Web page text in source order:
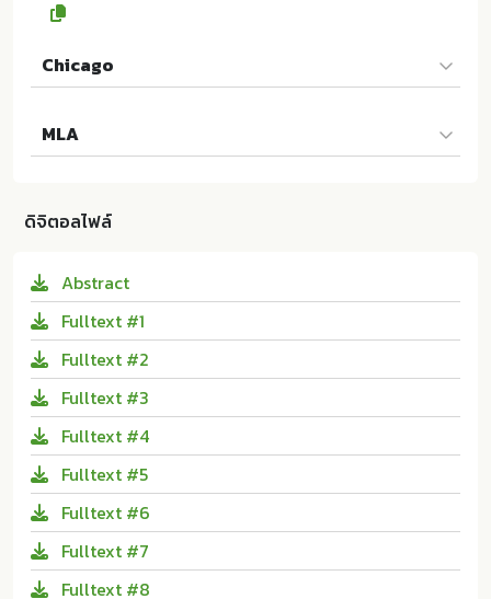
Chicago
าชุดการเรียนรู้ เรื่อง ภูมิศาสตร์ทวีปยุโรป สาระภูมิศาสตร์ก
ลุ่มสาระการเรียนรู้สังคมศึกษา ศาสนาและวัฒนธรรม ชั้นมั
กิจบัณฑิตย์; 10.14458/DPU.the.2013.149
MLA
ะการเรียนรู้สังคมศึกษา ศาสนาและวัฒนธรรม ชั้นมัธยมศึก
ตย์, 2556. Print. 10.14458/DPU.the.2013.149
ดิจิตอลไฟล์
Abstract
Fulltext #1
Fulltext #2
Fulltext #3
Fulltext #4
Fulltext #5
Fulltext #6
Fulltext #7
Fulltext #8